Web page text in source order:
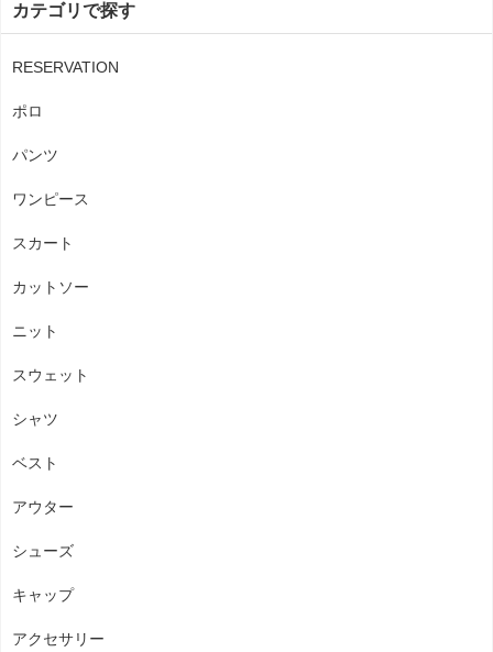
カテゴリで探す
RESERVATION
ポロ
パンツ
ワンピース
スカート
カットソー
ニット
スウェット
シャツ
ベスト
アウター
シューズ
キャップ
アクセサリー